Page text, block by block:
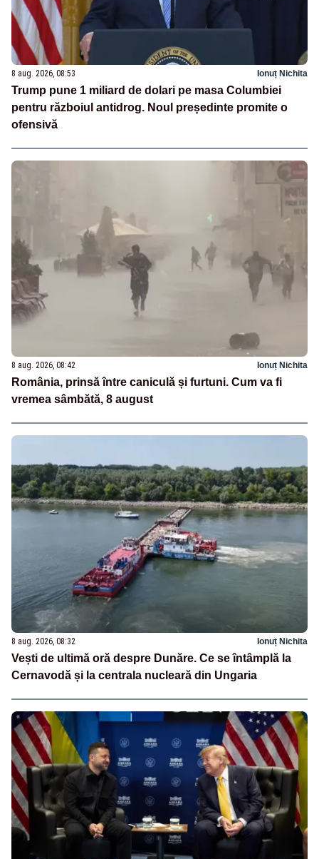
8 aug. 2026, 08:53 Ionuț Nichita
Trump pune 1 miliard de dolari pe masa Columbiei
pentru războiul antidrog. Noul președinte promite o
ofensivă
8 aug. 2026, 08:42 Ionuț Nichita
România, prinsă între caniculă și furtuni. Cum va fi
vremea sâmbătă, 8 august
8 aug. 2026, 08:32 Ionuț Nichita
Vești de ultimă oră despre Dunăre. Ce se întâmplă la
Cernavodă și la centrala nucleară din Ungaria